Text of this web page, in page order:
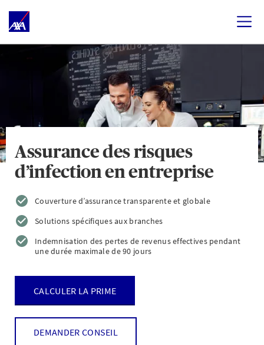
Assurance des risques
d’infection en entreprise
Couverture d’assurance transparente et globale
Solutions spécifiques aux branches
Indemnisation des pertes de revenus effectives pendant
une durée maximale de 90 jours
CALCULER LA PRIME
DEMANDER CONSEIL